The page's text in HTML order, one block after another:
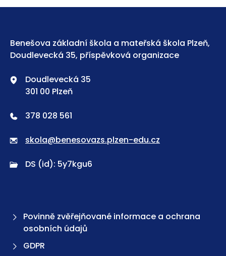
Benešova základní škola a mateřská škola Plzeň,
Doudlevecká 35, příspěvková organizace
Doudlevecká 35
301 00 Plzeň
378 028 561
skola@benesovazs.plzen-edu.cz
DS (id): 5y7kgu6
Povinně zvěřejňované informace a ochrana
osobních údajů
GDPR